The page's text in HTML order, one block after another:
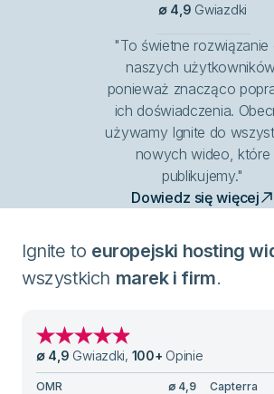
∅ 4,9 Gwiazdki
"To świetne rozwiązanie
naszych
ponieważ znacząco
ich doświadczenia.
używamy Ignite do
nowych wideo, które
publikujemy."
Dowiedz się więcej
Ignite to europejski hosting
wszystkich marek i firm.
∅ 4,9 Gwiazdki, 100+ Opinie
OMR ∅ 4,9 Capterra